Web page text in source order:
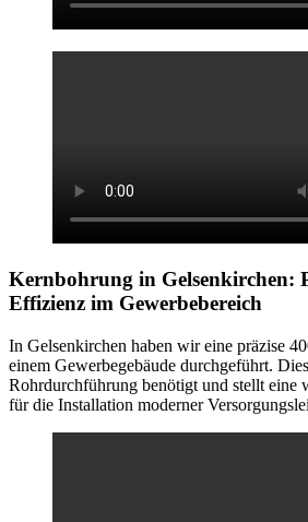
Kernbohrung in Gelsenkirchen:
Effizienz im Gewerbebereich
In Gelsenkirchen haben wir eine präzise
einem Gewerbegebäude durchgeführt.
Rohrdurchführung benötigt und stellt eine
für die Installation moderner